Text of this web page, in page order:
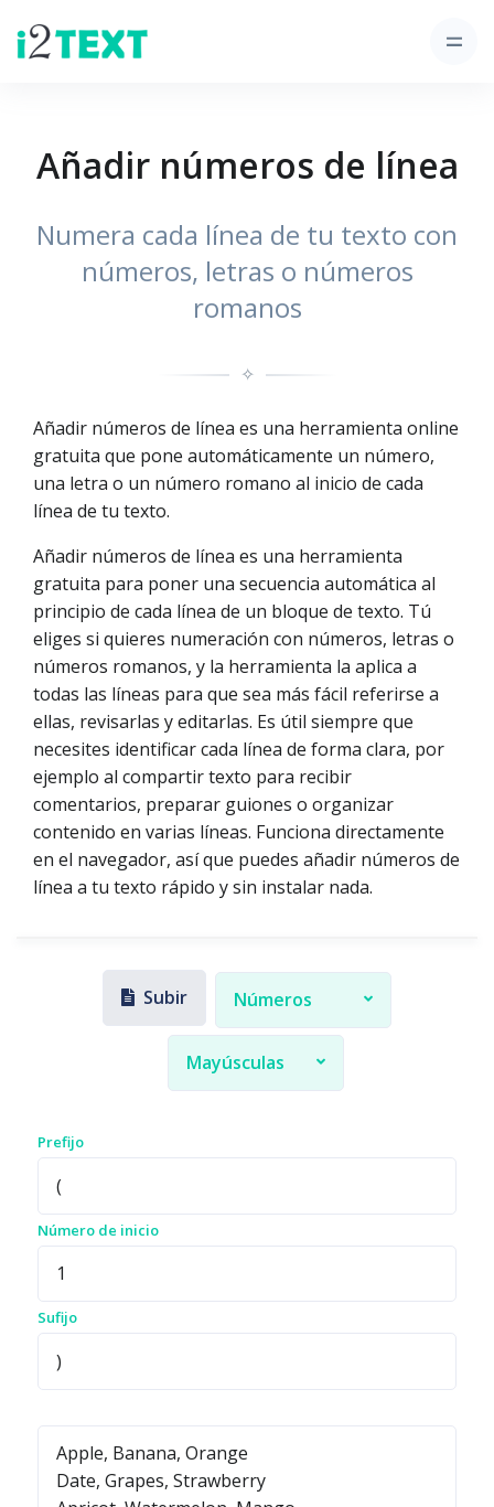
Añadir números de línea
Numera cada línea de tu texto con
números, letras o números
romanos
✧
Añadir números de línea es una herramienta online
gratuita que pone automáticamente un número,
una letra o un número romano al inicio de cada
línea de tu texto.
Añadir números de línea es una herramienta
gratuita para poner una secuencia automática al
principio de cada línea de un bloque de texto. Tú
eliges si quieres numeración con números, letras o
números romanos, y la herramienta la aplica a
todas las líneas para que sea más fácil referirse a
ellas, revisarlas y editarlas. Es útil siempre que
necesites identificar cada línea de forma clara, por
ejemplo al compartir texto para recibir
comentarios, preparar guiones o organizar
contenido en varias líneas. Funciona directamente
en el navegador, así que puedes añadir números de
línea a tu texto rápido y sin instalar nada.
Subir Números
Mayúsculas
Prefijo
Número de inicio
Sufijo